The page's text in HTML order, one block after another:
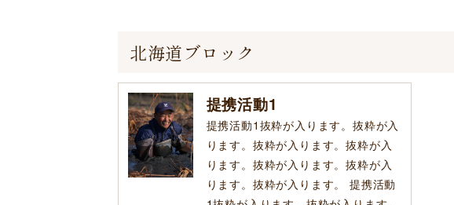
北海道ブロック
提携活動1
提携活動1抜粋が入ります。抜粋が入
ります。抜粋が入ります。抜粋が入
ります。抜粋が入ります。抜粋が入
ります。抜粋が入ります。 提携活動